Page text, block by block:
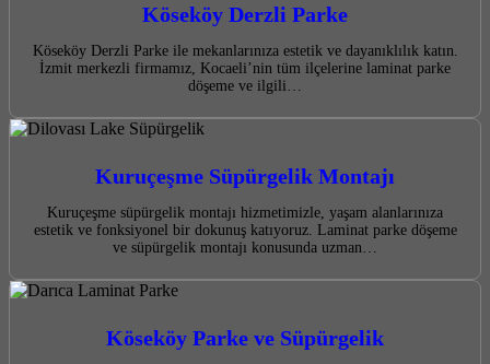
Köseköy Derzli Parke
Köseköy Derzli Parke ile mekanlarınıza estetik ve dayanıklılık katın.
İzmit merkezli firmamız, Kocaeli’nin tüm ilçelerine laminat parke
döşeme ve ilgili…
Kuruçeşme Süpürgelik Montajı
Kuruçeşme süpürgelik montajı hizmetimizle, yaşam alanlarınıza
estetik ve fonksiyonel bir dokunuş katıyoruz. Laminat parke döşeme
ve süpürgelik montajı konusunda uzman…
Köseköy Parke ve Süpürgelik